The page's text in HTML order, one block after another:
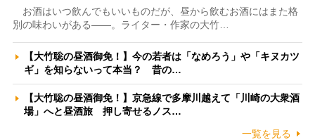
お酒はいつ飲んでもいいものだが、昼から飲むお酒にはまた格
別の味わいがある――。ライター・作家の大竹…
【大竹聡の昼酒御免！】今の若者は「なめろう」や「キヌカツ
ギ」を知らないって本当？ 昔の…
【大竹聡の昼酒御免！】京急線で多摩川越えて「川崎の大衆酒
場」へと昼酒旅 押し寄せるノス…
一覧を見る